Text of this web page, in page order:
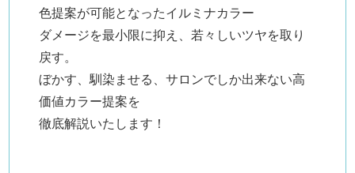
色提案が可能となったイルミナカラー
ダメージを最小限に抑え、若々しいツヤを取り
戻す。
ぼかす、馴染ませる、サロンでしか出来ない高
価値カラー提案を
徹底解説いたします！